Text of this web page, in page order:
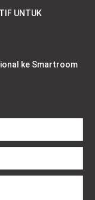
UNTUK
ke Smartroom